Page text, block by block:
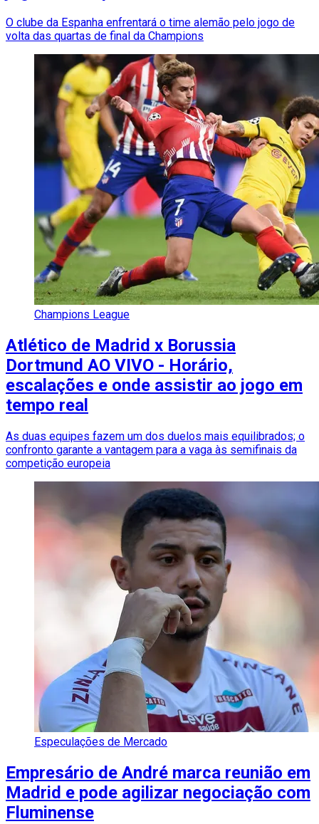
O clube da Espanha enfrentará o time alemão pelo jogo de
volta das quartas de final da Champions
Champions League
Atlético de Madrid x Borussia
Dortmund AO VIVO - Horário,
escalações e onde assistir ao jogo em
tempo real
As duas equipes fazem um dos duelos mais equilibrados; o
confronto garante a vantagem para a vaga às semifinais da
competição europeia
Especulações de Mercado
Empresário de André marca reunião em
Madrid e pode agilizar negociação com
Fluminense